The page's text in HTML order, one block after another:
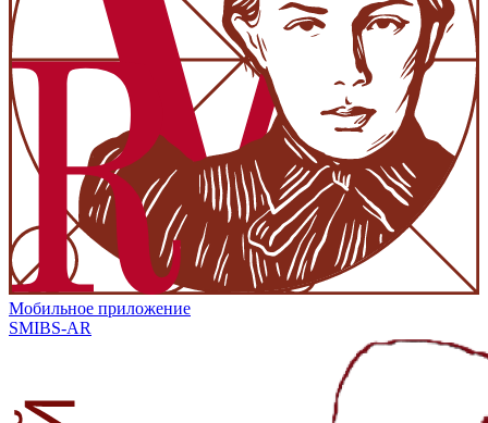
Мобильное приложение
SMIBS-AR